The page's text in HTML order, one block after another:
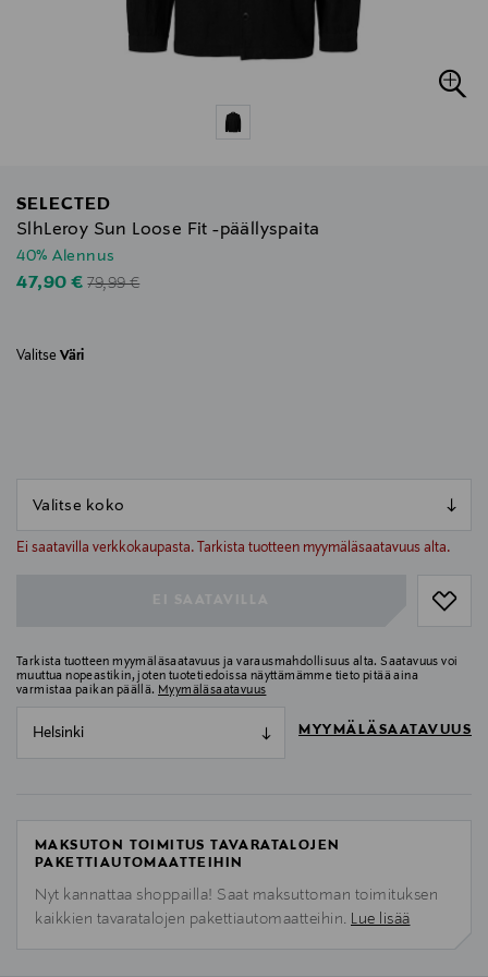
SELECTED
SlhLeroy Sun Loose Fit -päällyspaita
40% Alennus
Discounted Price
47,90 €Original Price
79,99 €
Valitse Väri
Ei saatavilla verkkokaupasta. Tarkista tuotteen myymäläsaatavuus alta.
null
Tarkista tuotteen myymäläsaatavuus ja varausmahdollisuus alta. Saatavuus voi
muuttua nopeastikin, joten tuotetiedoissa näyttämämme tieto pitää aina
varmistaa paikan päällä. Myymäläsaatavuus
Helsinki MYYMÄLÄSAATAVUUS
MAKSUTON TOIMITUS TAVARATALOJEN
PAKETTIAUTOMAATTEIHIN
Nyt kannattaa shoppailla! Saat maksuttoman toimituksen
kaikkien tavaratalojen pakettiautomaatteihin. Lue lisää